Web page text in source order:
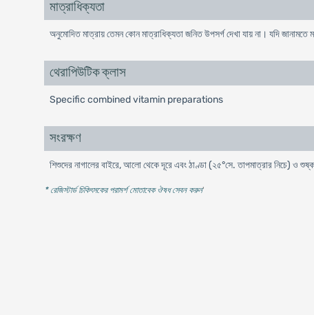
মাত্রাধিক্যতা
অনুমোদিত মাত্রায় তেমন কোন মাত্রাধিক্যতা জনিত উপসর্গ দেখা যায় না। যদি জানামতে
থেরাপিউটিক ক্লাস
Specific combined vitamin preparations
সংরক্ষণ
শিশুদের নাগালের বাইরে, আলো থেকে দূরে এবং ঠাণ্ডা (২৫°সে. তাপমাত্রার নিচে) ও
* রেজিস্টার্ড চিকিৎসকের পরামর্শ মোতাবেক ঔষধ সেবন করুন'